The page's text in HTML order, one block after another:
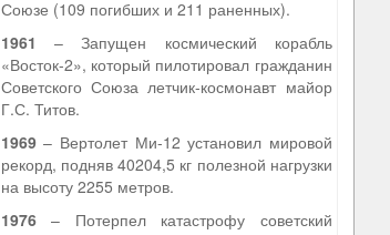
Союзе (109 погибших и 211 раненных).
1961 – Запущен космический корабль
«Восток-2», который пилотировал гражданин
Советского Союза летчик-космонавт майор
Г.С. Титов.
1969– Вертолет Ми-12 установил мировой
рекорд, подняв 40204,5 кг полезной нагрузки
на высоту 2255 метров.
1976– Потерпел катастрофу советский